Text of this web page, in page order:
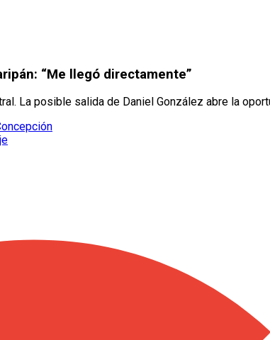
“Me llegó directamente”
La posible salida de Daniel González abre la